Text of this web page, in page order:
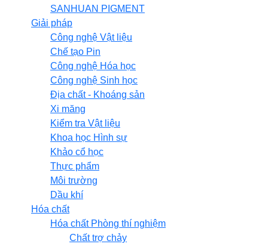
SANHUAN PIGMENT
Giải pháp
Công nghệ Vật liệu
Chế tạo Pin
Công nghệ Hóa học
Công nghệ Sinh học
Địa chất - Khoáng sản
Xi măng
Kiểm tra Vật liệu
Khoa học Hình sự
Khảo cổ học
Thực phẩm
Môi trường
Dầu khí
Hóa chất
Hóa chất Phòng thí nghiệm
Chất trợ chảy